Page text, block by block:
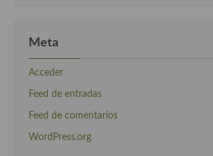
Meta
Acceder
Feed de entradas
Feed de comentarios
WordPress.org